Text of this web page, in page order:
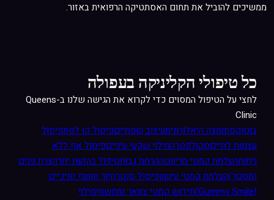
ממשיכים להוביל את תחום האסתטיקה הרפואית באזור.
כל טיפולי הקליניקה בעפולה
לחצי על הטיפול המסוים כדי לקרוא את הגישה שלנו ב-Queens
Clinic
בוטוקסחומצה היאלורוניתעיצוב שפתייםפיסול קו לסתפיסול
עצמות לחייםסקולפטרהמילוי שקעי עינייםפיסול אף ללא
ניתוחהעלמת קמטי מריונטההרמת גבותטיפול בהזעת יתרהצרת פנים
(מסטר)העלמת קמטי עישוןפיסול סנטרחיוך חושף חניכיים
(Gummy Smile)
חידוש קמטי צוואר ומחשוףמילוי